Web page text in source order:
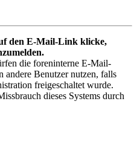
den E-Mail-Link klicke,
die foreninterne E-Mail-
Benutzer nutzen, falls
freigeschaltet wurde.
dieses Systems durch